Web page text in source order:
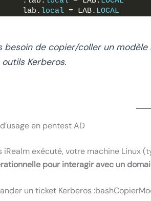
    lab.
local = LAB. LOCAL
besoin de copier/coller un
outils Kerberos.
en pentest AD
iRealm exécuté, votre machine Linux
pour interagir avec un
un ticket Kerberos